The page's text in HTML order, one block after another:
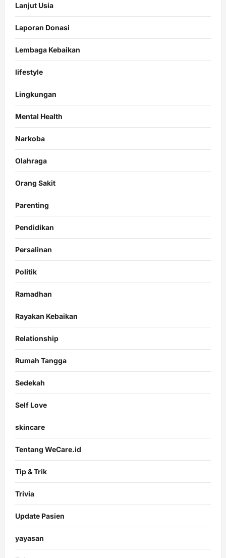
Lanjut Usia
Laporan Donasi
Lembaga Kebaikan
lifestyle
Lingkungan
Mental Health
Narkoba
Olahraga
Orang Sakit
Parenting
Pendidikan
Persalinan
Politik
Ramadhan
Rayakan Kebaikan
Relationship
Rumah Tangga
Sedekah
Self Love
skincare
Tentang WeCare.id
Tip & Trik
Trivia
Update Pasien
yayasan